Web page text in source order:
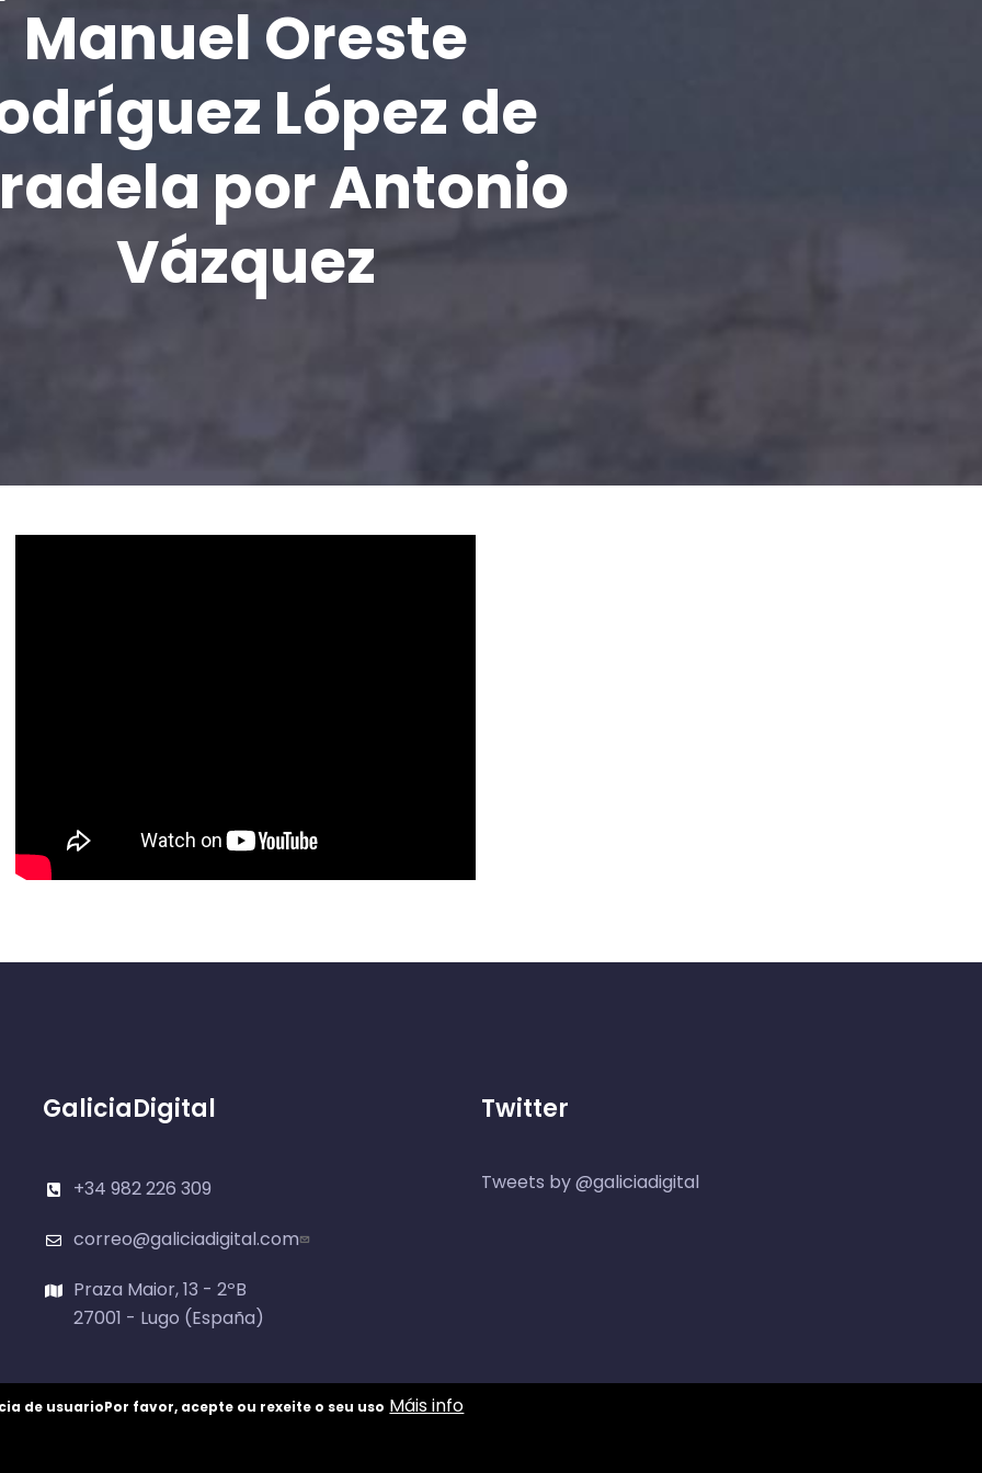
Manuel Oreste
López de
por Antonio
Vázquez
GaliciaDigital
+34 982 226 309
correo@galiciadigital.com
Praza Maior, 13 - 2ºB
27001 - Lugo (España)
Twitter
Tweets by @galiciadigital
de usuarioPor favor, acepte ou rexeite o seu uso Máis info